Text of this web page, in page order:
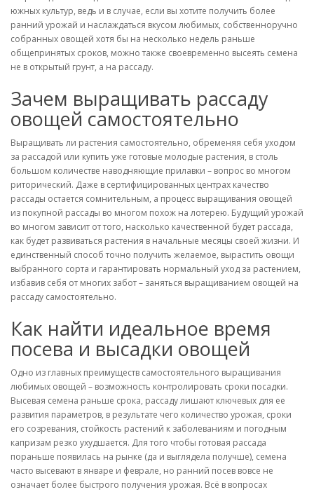
южных культур, ведь и в случае, если вы хотите получить более
ранний урожай и наслаждаться вкусом любимых, собственноручно
собранных овощей хотя бы на несколько недель раньше
общепринятых сроков, можно также своевременно высеять семена
не в открытый грунт, а на рассаду.
Зачем выращивать рассаду
овощей самостоятельно
Выращивать ли растения самостоятельно, обременяя себя уходом
за рассадой или купить уже готовые молодые растения, в столь
большом количестве наводняющие прилавки – вопрос во многом
риторический. Даже в сертифицированных центрах качество
рассады остается сомнительным, а процесс выращивания овощей
из покупной рассады во многом похож на лотерею. Будущий урожай
во многом зависит от того, насколько качественной будет рассада,
как будет развиваться растения в начальные месяцы своей жизни. И
единственный способ точно получить желаемое, вырастить овощи
выбранного сорта и гарантировать нормальный уход за растением,
избавив себя от многих забот – заняться выращиванием овощей на
рассаду самостоятельно.
Как найти идеальное время
посева и высадки овощей
Одно из главных преимуществ самостоятельного выращивания
любимых овощей – возможность контролировать сроки посадки.
Высевая семена раньше срока, рассаду лишают ключевых для ее
развития параметров, в результате чего количество урожая, сроки
его созревания, стойкость растений к заболеваниям и погодным
капризам резко ухудшается. Для того чтобы готовая рассада
пораньше появилась на рынке (да и выглядела получше), семена
часто высевают в январе и феврале, но ранний посев вовсе не
означает более быстрого получения урожая. Всё в вопросах